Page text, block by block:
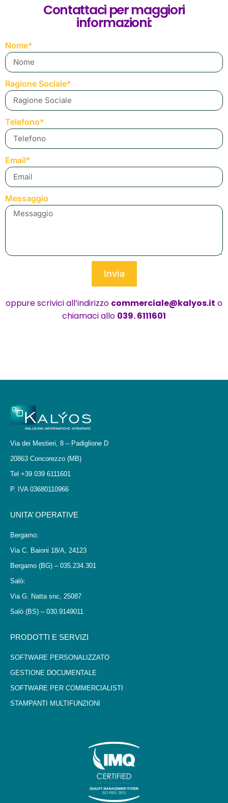
Contattaci per maggiori
informazioni:
Nome*
Ragione Sociale*
Telefono*
Email*
Messaggio
Invia
oppure scrivici all’indirizzo commerciale@kalyos.it o
chiamaci allo 039. 6111601
Via dei Mestieri, 8 – Padiglione D
20863 Concorezzo (MB)
Tel +39 039 6111601
P. IVA 03680110966
UNITA’ OPERATIVE
Bergamo:
Via C. Baioni 18/A, 24123
Bergamo (BG) – 035.234.301
Salò:
Via G. Natta snc, 25087
Salò (BS) – 030.9149011
PRODOTTI E SERVIZI
SOFTWARE PERSONALIZZATO
GESTIONE DOCUMENTALE
SOFTWARE PER COMMERCIALISTI
STAMPANTI MULTIFUNZIONI